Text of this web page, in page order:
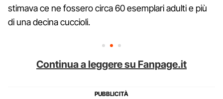
stimava ce ne fossero circa 60 esemplari adulti e più
di una decina cuccioli.
Continua a leggere su Fanpage.it